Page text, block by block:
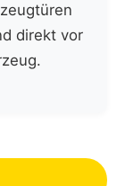
direkt vor